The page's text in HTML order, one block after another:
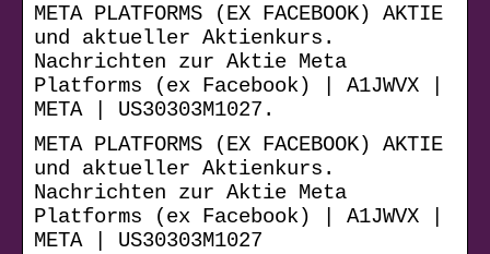
META PLATFORMS (EX FACEBOOK) AKTIE
und aktueller Aktienkurs.
Nachrichten zur Aktie Meta
Platforms (ex Facebook) | A1JWVX |
META | US30303M1027.
META PLATFORMS (EX FACEBOOK) AKTIE
und aktueller Aktienkurs.
Nachrichten zur Aktie Meta
Platforms (ex Facebook) | A1JWVX |
META | US30303M1027